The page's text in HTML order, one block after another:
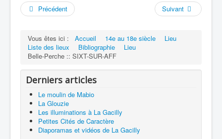
Précédent Suivant
Vous êtes ici : Accueil 14e au 18e siècle
Lieu
Liste des lieux
Bibliographie
Lieu
Belle-Perche :: SIXT-SUR-AFF
Derniers articles
Le moulin de Mabio
La Glouzie
Les illuminations à La Gacilly
Petites Cités de Caractère
Diaporamas et vidéos de La Gacilly